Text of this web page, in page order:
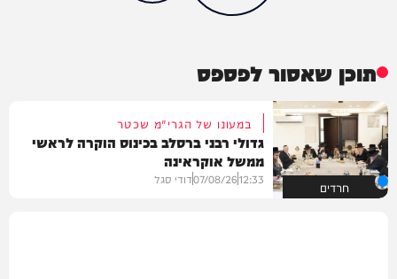
תוכן שאסור לפספס
חרדים
במעונו של הגרי"מ שכטר
גדולי רבני ברסלב בכינוס הוקרה לראשי
ממשל אוקראינה
12:33
07/08/26דודי סגל